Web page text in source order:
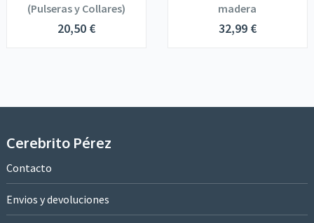
(Pulseras y Collares)
20,50 €
madera
32,99 €
Cerebrito Pérez
Contacto
Envios y devoluciones